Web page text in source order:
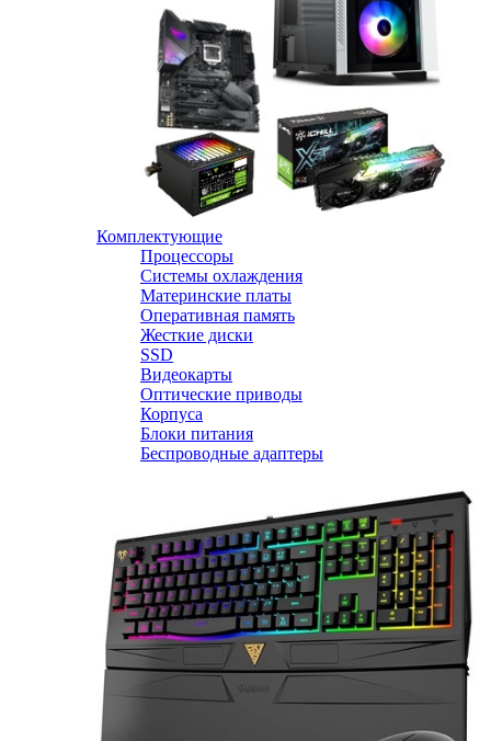
Комплектующие
Процессоры
Системы охлаждения
Материнские платы
Оперативная память
Жесткие диски
SSD
Видеокарты
Оптические приводы
Корпуса
Блоки питания
Беспроводные адаптеры